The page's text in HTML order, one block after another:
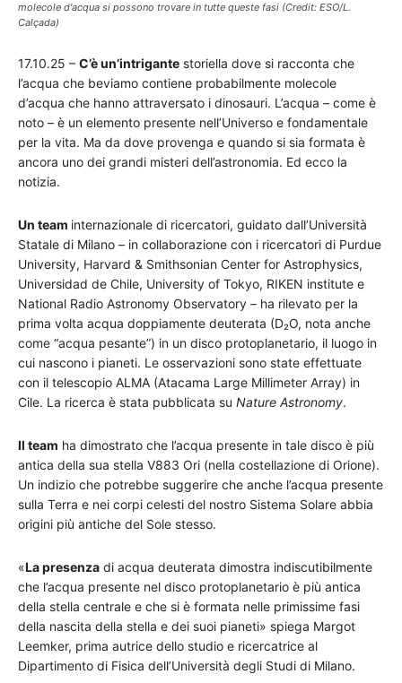
molecole d'acqua si possono trovare in tutte queste fasi (Credit: ESO/L.
Calçada)
17.10.25 – C’è un’intrigante storiella dove si racconta che
l’acqua che beviamo contiene probabilmente molecole
d’acqua che hanno attraversato i dinosauri. L’acqua – come è
noto – è un elemento presente nell’Universo e fondamentale
per la vita. Ma da dove provenga e quando si sia formata è
ancora uno dei grandi misteri dell’astronomia. Ed ecco la
notizia.
Un team internazionale di ricercatori, guidato dall’Università
Statale di Milano – in collaborazione con i ricercatori di Purdue
University, Harvard & Smithsonian Center for Astrophysics,
Universidad de Chile, University of Tokyo, RIKEN institute e
National Radio Astronomy Observatory – ha rilevato per la
prima volta acqua doppiamente deuterata (D₂O, nota anche
come “acqua pesante”) in un disco protoplanetario, il luogo in
cui nascono i pianeti. Le osservazioni sono state effettuate
con il telescopio ALMA (Atacama Large Millimeter Array) in
Cile. La ricerca è stata pubblicata su Nature Astronomy.
Il team ha dimostrato che l’acqua presente in tale disco è più
antica della sua stella V883 Ori (nella costellazione di Orione).
Un indizio che potrebbe suggerire che anche l’acqua presente
sulla Terra e nei corpi celesti del nostro Sistema Solare abbia
origini più antiche del Sole stesso.
«La presenza di acqua deuterata dimostra indiscutibilmente
che l’acqua presente nel disco protoplanetario è più antica
della stella centrale e che si è formata nelle primissime fasi
della nascita della stella e dei suoi pianeti» spiega Margot
Leemker, prima autrice dello studio e ricercatrice al
Dipartimento di Fisica dell’Università degli Studi di Milano.